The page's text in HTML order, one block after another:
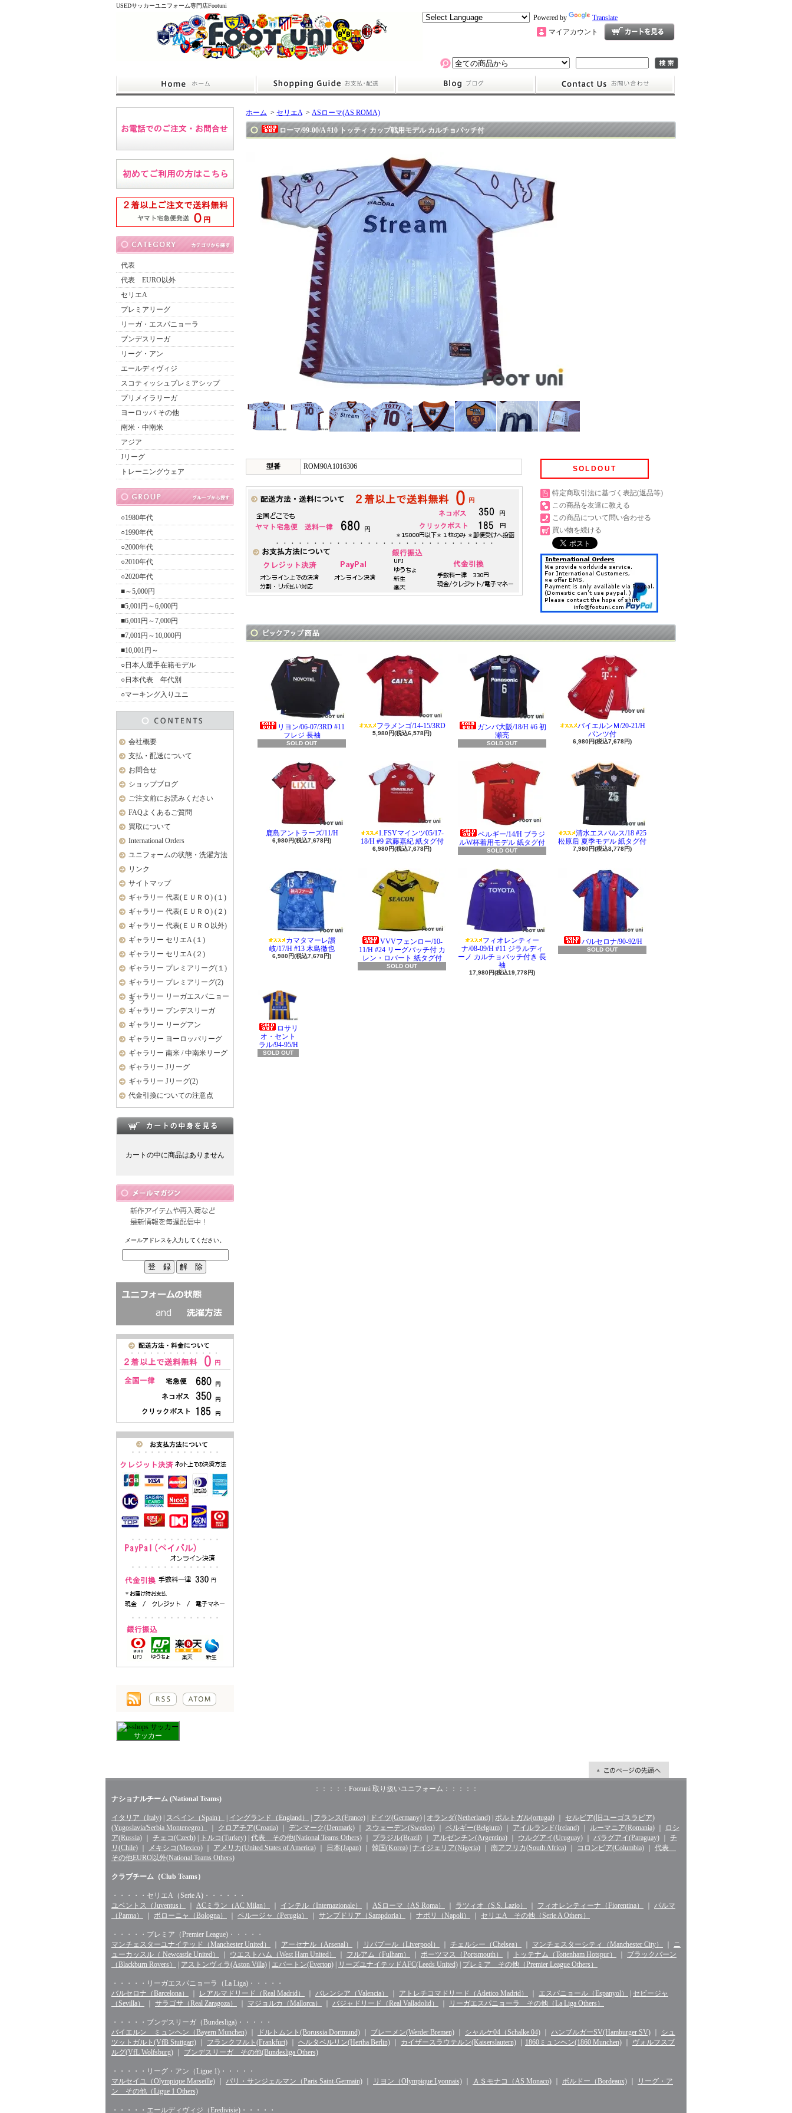
USEDサッカーユニフォーム専門店Footuni
Powered by
Translate
マイアカウント
代表
代表 EURO以外
セリエA
プレミアリーグ
リーガ・エスパニョーラ
ブンデスリーガ
リーグ・アン
エールディヴィジ
スコティッシュプレミアシップ
プリメイラリーガ
ヨーロッパ その他
南米・中南米
アジア
Jリーグ
トレーニングウェア
○1980年代
○1990年代
○2000年代
○2010年代
○2020年代
■～5,000円
■5,001円～6,000円
■6,001円～7,000円
■7,001円～10,000円
■10,001円～
○日本人選手在籍モデル
○日本代表 年代別
○マーキング入りユニ
会社概要
支払・配送について
お問合せ
ショップブログ
ご注文前にお読みください
FAQよくあるご質問
買取について
International Orders
ユニフォームの状態・洗濯方法
リンク
サイトマップ
ギャラリー 代表(ＥＵＲＯ) (１)
ギャラリー 代表(ＥＵＲＯ) (２)
ギャラリー 代表(ＥＵＲＯ以外)
ギャラリー セリエA (１)
ギャラリー セリエA (２)
ギャラリー プレミアリーグ(１)
ギャラリー プレミアリーグ(2)
ギャラリー リーガエスパニョー
ラ
ギャラリー ブンデスリーガ
ギャラリー リーグアン
ギャラリー ヨーロッパリーグ
ギャラリー 南米 / 中南米リーグ
ギャラリー Jリーグ
ギャラリー Jリーグ(2)
代金引換についての注意点
カートの中に商品はありません
メールアドレスを入力してください。
サッカー
ホーム > セリエA > ASローマ(AS ROMA)
ローマ/99-00/A #10 トッティ カップ戦用モデル カルチョパッチ付
型番 ROM90A1016306 SOLDOUT
特定商取引法に基づく表記(返品等)
この商品を友達に教える
この商品について問い合わせる
買い物を続ける
リヨン/06-07/3RD #11
フレジ 長袖
SOLD OUT
フラメンゴ/14-15/3RD
5,980円(税込6,578円)
ガンバ大阪/18/H #6 初
瀬亮
SOLD OUT
バイエルンＭ/20-21/H
パンツ付
6,980円(税込7,678円)
鹿島アントラーズ/11/H
6,980円(税込7,678円)
1.FSVマインツ05/17-
18/H #9 武藤嘉紀 紙タグ付
6,980円(税込7,678円)
ベルギー/14/H ブラジ
ルW杯着用モデル 紙タグ付
SOLD OUT
清水エスパルス/18 #25
松原后 夏季モデル 紙タグ付
7,980円(税込8,778円)
カマタマーレ讃
岐/17/H #13 木島徹也
6,980円(税込7,678円)
VVVフェンロー/10-
11/H #24 リーグパッチ付 カ
レン・ロバート 紙タグ付
SOLD OUT
フィオレンティー
ナ/08-09/H #11 ジラルディ
ーノ カルチョパッチ付き 長
袖
17,980円(税込19,778円)
バルセロナ/90-92/H
SOLD OUT
ロサリ
オ・セント
ラル/94-95/H
SOLD OUT
：：：：：Footuni 取り扱いユニフォーム：：：：：
ナショナルチーム (National Teams)
イタリア（Italy) スペイン（Spain） イングランド（England） フランス(France) ドイツ(Germany) オランダ(Netherland) ポルトガル(ortugal)
セルビア(旧ユーゴスラビア)
(Yugoslavia/Serbia Montenegro）
クロアチア(Croatia) デンマーク(Denmark) スウェーデン(Sweden) ベルギー(Belgium) アイルランド(Ireland) ルーマニア(Romania)
ロシ
ア(Russia)
チェコ(Czech) トルコ(Turkey) 代表 その他(National Teams Others) ブラジル(Brazil) アルゼンチン(Argentina) ウルグアイ(Uruguay) パラグアイ(Paraguay)
チ
リ(Chile)
メキシコ(Mexico) アメリカ(United States of America) 日本(Japan) 韓国(Korea) ナイジェリア(Nigeria) 南アフリカ(South Africa) コロンビア(Columbia)
代表
その他EURO以外(National Teams Others)
クラブチーム（Club Teams）
・・・・・セリエA（Serie A)・・・・・・
ユベントス（Juventus）
ACミラン（AC Milan） インテル（Internazionale） ASローマ（AS Roma） ラツィオ（S.S. Lazio） フィオレンティーナ（Fiorentina）
パルマ
（Parma）
ボローニャ（Bologna） ペルージャ（Perugia） サンプドリア（Sampdoria） ナポリ（Napoli） セリエA その他（Serie A Others）
・・・・・プレミア（Premier League)・・・・・
マンチェスターユナイテッド（Manchester United）
アーセナル（Arsenal） リバプール（Liverpool） チェルシー（Chelsea） マンチェスターシティ（Manchester City）
ニ
ューカッスル（ Newcastle United）
ウエストハム（West Ham United） フルアム（Fulham） ポーツマス（Portsmouth） トッテナム（Tottenham Hotspur）
ブラックバーン
（Blackburn Rovers）
アストンヴィラ(Aston Villa) エバートン(Everton) リーズユナイテッドAFC(Leeds United) プレミア その他（Premier League Others）
・・・・・リーガエスパニョーラ（La Liga)・・・・・
バルセロナ（Barcelona）
レアルマドリード（Real Madrid） バレンシア（Valencia） アトレチコマドリード（Atletico Madrid） エスパニョール（Espanyol）
セビージャ
（Sevilla）
サラゴサ（Real Zaragoza） マジョルカ（Mallorca） バジャドリード（Real Valladolid） リーガエスパニョーラ その他（La Liga Others）
・・・・・ブンデスリーガ（Bundesliga)・・・・・
バイエルン ミュンヘン（Bayern Munchen)
ドルトムント(Borussia Dortmund) ブレーメン(Werder Bremen) シャルケ04（Schalke 04) ハンブルガーSV(Hamburger SV)
シュ
ツットガルト(VfB Stuttgart)
フランクフルト(Frankfurt) ヘルタベルリン(Hertha Berlin) カイザースラウテルン(Kaiserslautern) 1860ミュンヘン(1860 Munchen)
ヴォルフスブ
ルグ(VfL Wolfsburg)
ブンデスリーガ その他(Bundesliga Others)
・・・・・リーグ・アン（Ligue 1)・・・・・
マルセイユ（Olympique Marseille)
パリ・サンジェルマン（Paris Saint-Germain) リヨン（Olympique Lyonnais) ＡＳモナコ（AS Monaco) ボルドー（Bordeaux)
リーグ・ア
ン その他（Ligue 1 Others)
・・・・・エールディヴィジ（Eredivisie)・・・・・